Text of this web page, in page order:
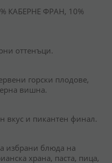
КАБЕРНЕ ФРАН, 10%
оттенъци.
горски плодове,
вишна.
вкус и пикантен финал.
избрани блюда на
храна, паста, пица,